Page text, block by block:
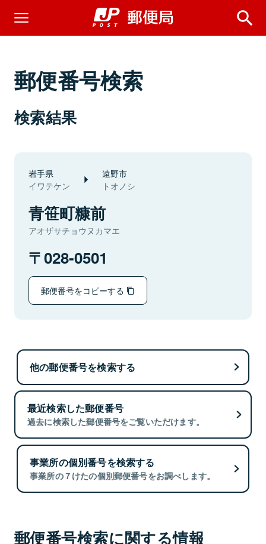
郵便番号検索
検索結果
岩手県
イワテケン
遠野市
トオノシ
青笹町糠前
アオザサチョウヌカマエ
028-0501
郵便番号をコピーする
他の郵便番号を検索する
最近検索した郵便番号
過去に検索した郵便番号をご覧いただけます。
事業所の個別番号を検索する
事業所の７けたの個別郵便番号をお調べします。
郵便番号検索に関する情報